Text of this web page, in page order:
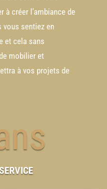
à créer l’ambiance de
vous sentiez en
et cela sans
mobilier et
à vos projets de